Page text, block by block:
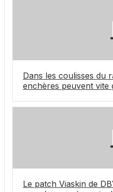
Dans les coulisses du
enchères peuvent vite
Le patch Viaskin de